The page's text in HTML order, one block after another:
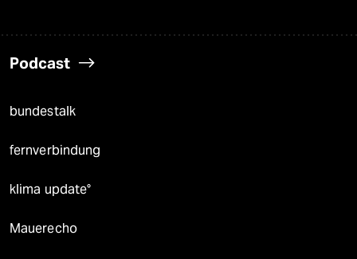
Podcast
bundestalk
fernverbindung
klima update°
Mauerecho